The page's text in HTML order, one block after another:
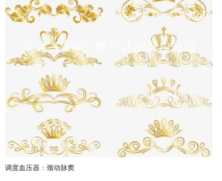
调度血压器：颈动脉窦